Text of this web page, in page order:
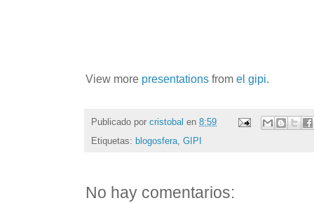
View more presentations from el gipi.
Publicado por cristobal en 8:59
Etiquetas: blogosfera, GIPI
No hay comentarios: